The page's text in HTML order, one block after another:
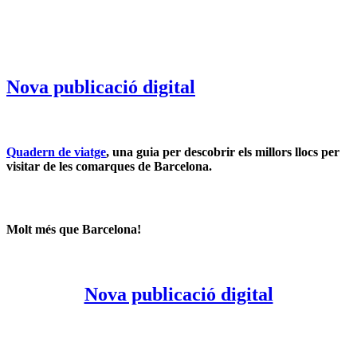
Nova publicació digital
Quadern de viatge, una guia per descobrir els millors llocs per
visitar de les comarques de Barcelona.
Molt més que Barcelona!
Nova publicació digital